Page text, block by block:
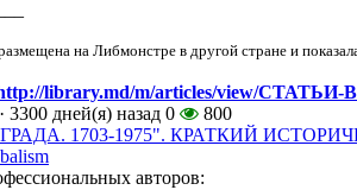
на Либмонстре в другой стране и
library.md/m/articles/view/
· 3300 дней(я) назад 0
800
1703-1975". КРАТКИЙ
авторов: